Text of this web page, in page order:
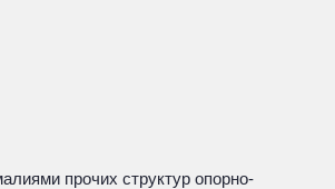
прочих структур опорно-